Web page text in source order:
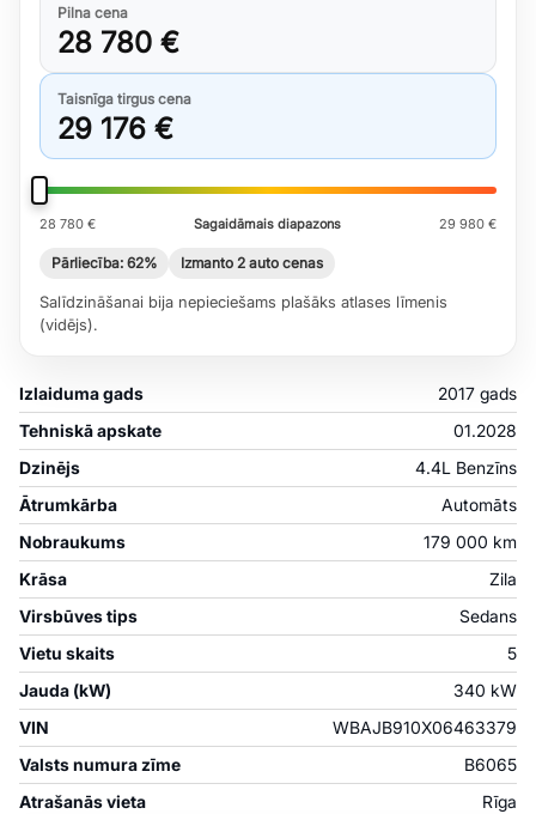
Pilna cena
28 780 €
Taisnīga tirgus cena
29 176 €
28 780 € Sagaidāmais diapazons 29 980 €
Pārliecība: 62% Izmanto 2 auto cenas
Salīdzināšanai bija nepieciešams plašāks atlases līmenis
(vidējs).
Izlaiduma gads
2017 gads
Tehniskā apskate
01.2028
Dzinējs
4.4L Benzīns
Ātrumkārba
Automāts
Nobraukums
179 000 km
Krāsa
Zila
Virsbūves tips
Sedans
Vietu skaits
5
Jauda (kW)
340 kW
VIN
WBAJB910X06463379
Valsts numura zīme
B6065
Atrašanās vieta
Rīga